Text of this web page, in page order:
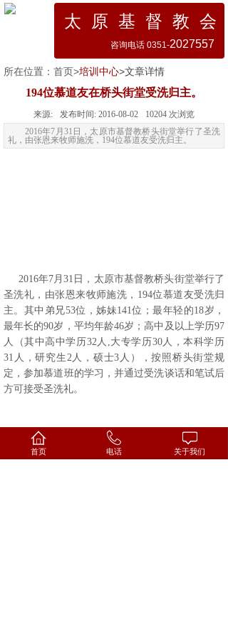
太 原 基 督 教 会
咨询电话 0351-2027557
所在位置： 首页>培训中心>文章详情
194位慕道友在桥头街堂受洗归主。
来源: 发布时间: 2016-08-02 10204 次浏览
2016年7月31日，太原市基督教桥头街堂举行了圣洗
礼，由张恩来牧师施洗，194位慕道友受洗归主。
2016年7月31日，太原市基督教桥头街堂举行了
圣洗礼，由张恩来牧师施洗，194位慕道友受洗归
主。其中弟兄53位，姊妹141位；最年轻的18岁，
最年长的90岁，平均年龄46岁；高中及以上学历97
人（其中高中学历32人,大专学历30人，本科学历
31人，研究生2人，硕士3人），按照桥头街堂规
定，参加慕道班的学习，并通过受洗谈话和笔试后
方可接受圣洗礼。
上一篇： 70余名义工参加了第三届工人......
下一篇： 桥头街堂开办首届暑期作业辅导......
首页 电话 关于我们